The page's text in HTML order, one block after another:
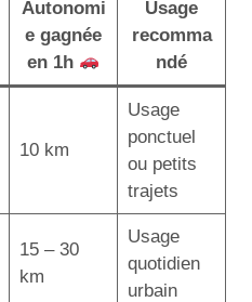
Autonomi
e gagnée
en 1h
Usage
recomma
ndé
10 km
Usage
ponctuel
ou petits
trajets
15 – 30
km
Usage
quotidien
urbain